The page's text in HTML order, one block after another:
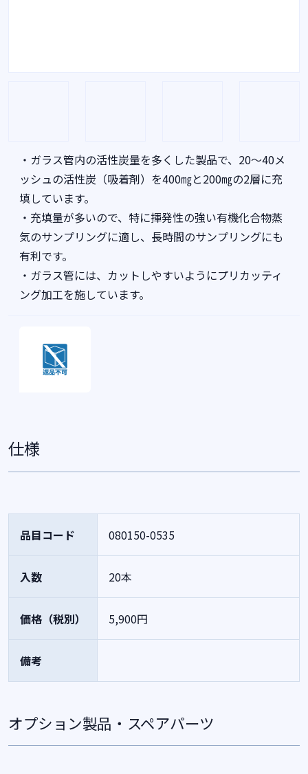
・ガラス管内の活性炭量を多くした製品で、20～40メ
ッシュの活性炭（吸着剤）を400㎎と200㎎の2層に充
填しています。
・充填量が多いので、特に揮発性の強い有機化合物蒸
気のサンプリングに適し、長時間のサンプリングにも
有利です。
・ガラス管には、カットしやすいようにプリカッティ
ング加工を施しています。
仕様
品目コード 080150-0535
入数 20本
価格（税別） 5,900円
備考
オプション製品・スペアパーツ